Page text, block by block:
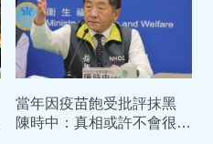
當年因疫苗飽受批評抹黑
陳時中：真相或許不會很快